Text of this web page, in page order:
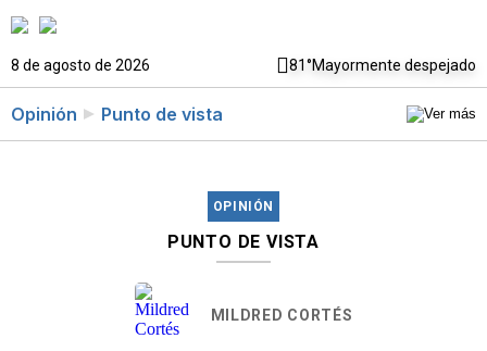
8 de agosto de 2026 81°Mayormente despejado
Opinión Punto de vista
OPINIÓN
PUNTO DE VISTA
MILDRED CORTÉS